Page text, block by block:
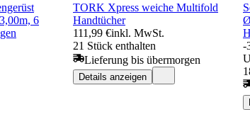
6
TORK Xpress weiche Multifold
Handtücher
111,99 €inkl. MwSt.
21 Stück enthalten
Lieferung bis übermorgen
Details anzeigen
-